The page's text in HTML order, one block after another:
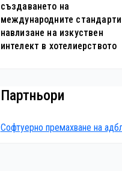
създаването на
международните
навлизане на изкуствен
интелект в хотелиерството
Партньори
Софтуерно премахване на